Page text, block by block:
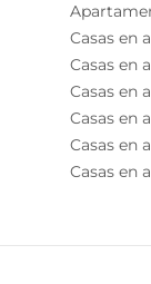
Casas en
Casas en
Casas en
Casas en
Casas en
Casas en